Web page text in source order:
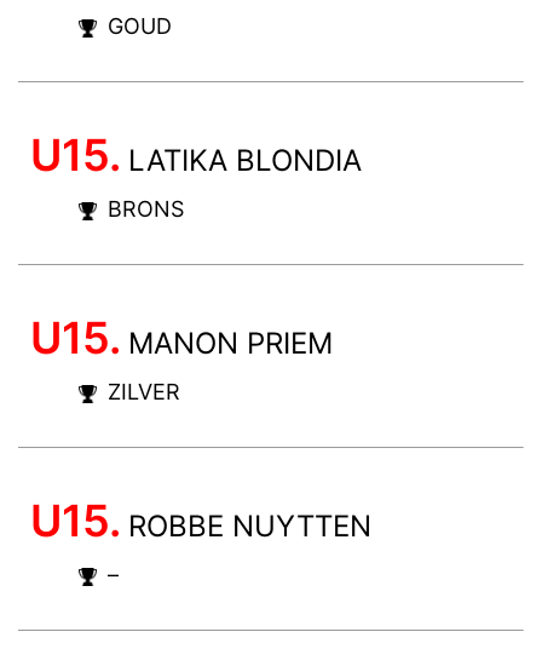
GOUD
U15. LATIKA BLONDIA
BRONS
U15. MANON PRIEM
ZILVER
U15. ROBBE NUYTTEN
–